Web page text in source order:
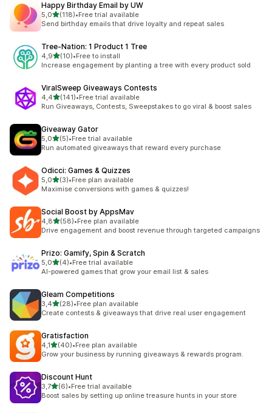
Happy Birthday Email by UW
5,0na 5 gwiazdek
(118)
Łączna liczba recenzji: 118
•Free trial available
Send birthday emails that drive loyalty and repeat sales
Tree‑Nation: 1 Product 1 Tree
4,9na 5 gwiazdek
(10)
Łączna liczba recenzji: 10
•Free to install
Increase engagement by planting a tree with every product sold
ViralSweep Giveaways Contests
4,4na 5 gwiazdek
(141)
Łączna liczba recenzji: 141
•Free trial available
Run Giveaways, Contests, Sweepstakes to go viral & boost sales
Giveaway Gator
5,0na 5 gwiazdek
(5)
Łączna liczba recenzji: 5
•Free trial available
Run automated giveaways that reward every purchase
Odicci: Games & Quizzes
5,0na 5 gwiazdek
(3)
Łączna liczba recenzji: 3
•Free plan available
Maximise conversions with games & quizzes!
Social Boost by AppsMav
4,8na 5 gwiazdek
(58)
Łączna liczba recenzji: 58
•Free plan available
Drive engagement and boost revenue through targeted campaigns
Prizo: Gamify, Spin & Scratch
5,0na 5 gwiazdek
(4)
Łączna liczba recenzji: 4
•Free trial available
AI-powered games that grow your email list & sales
Gleam Competitions
3,4na 5 gwiazdek
(28)
Łączna liczba recenzji: 28
•Free plan available
Create contests & giveaways that drive real user engagement
Gratisfaction
4,1na 5 gwiazdek
(40)
Łączna liczba recenzji: 40
•Free plan available
Grow your business by running giveaways & rewards program.
Discount Hunt
3,7na 5 gwiazdek
(6)
Łączna liczba recenzji: 6
•Free trial available
Boost sales by setting up online treasure hunts in your store